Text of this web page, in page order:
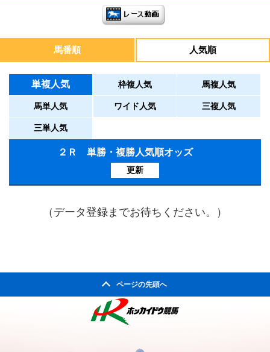
馬番順 人気順
単複人気 枠複人気 馬複人気
馬単人気 ワイド人気 三複人気
三単人気
２Ｒ 単勝・複勝人気順オッズ
更新
（データ登録までお待ちください。）
ページの先頭へ